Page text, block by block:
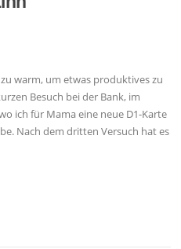
warm, um etwas produktives zu
Besuch bei der Bank, im
ich für Mama eine neue D1-Karte
Nach dem dritten Versuch hat es